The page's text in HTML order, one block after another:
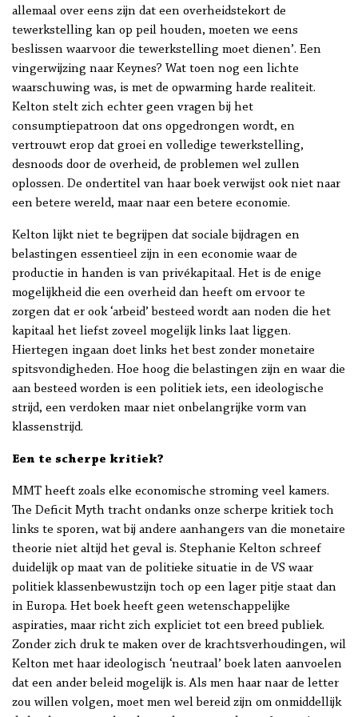
allemaal over eens zijn dat een overheidstekort de
tewerkstelling kan op peil houden, moeten we eens
beslissen waarvoor die tewerkstelling moet dienen’. Een
vingerwijzing naar Keynes? Wat toen nog een lichte
waarschuwing was, is met de opwarming harde realiteit.
Kelton stelt zich echter geen vragen bij het
consumptiepatroon dat ons opgedrongen wordt, en
vertrouwt erop dat groei en volledige tewerkstelling,
desnoods door de overheid, de problemen wel zullen
oplossen. De ondertitel van haar boek verwijst ook niet naar
een betere wereld, maar naar een betere economie.
Kelton lijkt niet te begrijpen dat sociale bijdragen en
belastingen essentieel zijn in een economie waar de
productie in handen is van privékapitaal. Het is de enige
mogelijkheid die een overheid dan heeft om ervoor te
zorgen dat er ook ‘arbeid’ besteed wordt aan noden die het
kapitaal het liefst zoveel mogelijk links laat liggen.
Hiertegen ingaan doet links het best zonder monetaire
spitsvondigheden. Hoe hoog die belastingen zijn en waar die
aan besteed worden is een politiek iets, een ideologische
strijd, een verdoken maar niet onbelangrijke vorm van
klassenstrijd.
Een te scherpe kritiek?
MMT heeft zoals elke economische stroming veel kamers.
The Deficit Myth tracht ondanks onze scherpe kritiek toch
links te sporen, wat bij andere aanhangers van die monetaire
theorie niet altijd het geval is. Stephanie Kelton schreef
duidelijk op maat van de politieke situatie in de VS waar
politiek klassenbewustzijn toch op een lager pitje staat dan
in Europa. Het boek heeft geen wetenschappelijke
aspiraties, maar richt zich expliciet tot een breed publiek.
Zonder zich druk te maken over de krachtsverhoudingen, wil
Kelton met haar ideologisch ‘neutraal’ boek laten aanvoelen
dat een ander beleid mogelijk is. Als men haar naar de letter
zou willen volgen, moet men wel bereid zijn om onmiddellijk